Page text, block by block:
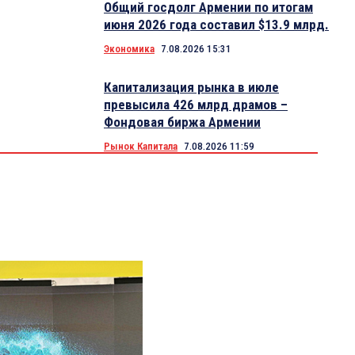
Общий госдолг Армении по итогам
июня 2026 года составил $13.9 млрд.
Экономика 7.08.2026 15:31
Капитализация рынка в июле
превысила 426 млрд драмов –
Фондовая биржа Армении
Рынок Капитала 7.08.2026 11:59